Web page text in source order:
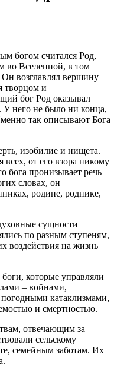
богом считался Род,
во Вселенной, в том
возглавлял вершину
творцом и
бог Род оказывал
У него не было ни конца,
так описывают Бога
изобилие и нищета.
от его взора никому
бога пронизывает речь
словах, он
родине, роднике,
сущности
по разным ступеням,
воздействия на жизнь
которые управляли
– войнами,
катаклизмами,
и смертностью.
отвечающим за
сельскому
семейным заботам. Их